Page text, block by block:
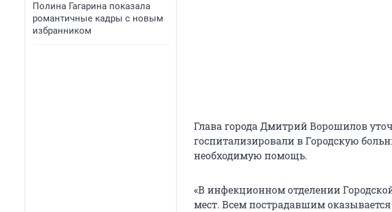
Полина Гагарина показала
романтичные кадры с новым
избранником
Глава города Дмитрий Ворошилов
госпитализировали в Городскую
необходимую помощь.
«В инфекционном отделении
мест. Всем пострадавшим